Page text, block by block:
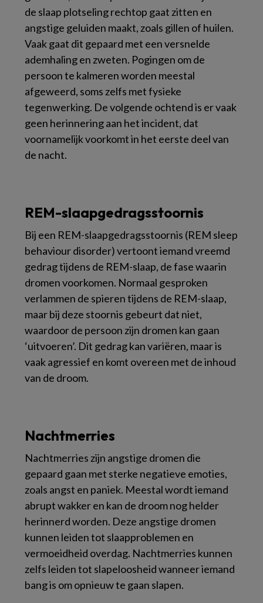
de slaap plotseling rechtop gaat zitten en
angstige geluiden maakt, zoals gillen of huilen.
Vaak gaat dit gepaard met een versnelde
ademhaling en zweten. Pogingen om de
persoon te kalmeren worden meestal
afgeweerd, soms zelfs met fysieke
tegenwerking. De volgende ochtend is er vaak
geen herinnering aan het incident, dat
voornamelijk voorkomt in het eerste deel van
de nacht.
REM-slaapgedragsstoornis
Bij een REM-slaapgedragsstoornis (REM sleep
behaviour disorder) vertoont iemand vreemd
gedrag tijdens de REM-slaap, de fase waarin
dromen voorkomen. Normaal gesproken
verlammen de spieren tijdens de REM-slaap,
maar bij deze stoornis gebeurt dat niet,
waardoor de persoon zijn dromen kan gaan
‘uitvoeren’. Dit gedrag kan variëren, maar is
vaak agressief en komt overeen met de inhoud
van de droom.
Nachtmerries
Nachtmerries zijn angstige dromen die
gepaard gaan met sterke negatieve emoties,
zoals angst en paniek. Meestal wordt iemand
abrupt wakker en kan de droom nog helder
herinnerd worden. Deze angstige dromen
kunnen leiden tot slaapproblemen en
vermoeidheid overdag. Nachtmerries kunnen
zelfs leiden tot slapeloosheid wanneer iemand
bang is om opnieuw te gaan slapen.